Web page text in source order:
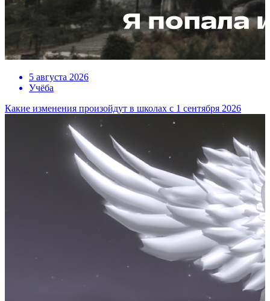
5 августа 2026
Учёба
Какие изменения произойдут в школах с 1 сентября 2026